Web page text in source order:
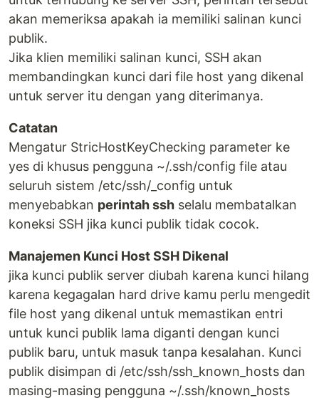
akan memeriksa apakah ia memiliki salinan kunci
publik.
Jika klien memiliki salinan kunci, SSH akan
membandingkan kunci dari file host yang dikenal
untuk server itu dengan yang diterimanya.
Catatan
Mengatur StricHostKeyChecking parameter ke
yes di khusus pengguna ~/.ssh/config file atau
seluruh sistem /etc/ssh/_config untuk
menyebabkan perintah ssh selalu membatalkan
koneksi SSH jika kunci publik tidak cocok.
Manajemen Kunci Host SSH Dikenal
jika kunci publik server diubah karena kunci hilang
karena kegagalan hard drive kamu perlu mengedit
file host yang dikenal untuk memastikan entri
untuk kunci publik lama diganti dengan kunci
publik baru, untuk masuk tanpa kesalahan. Kunci
publik disimpan di /etc/ssh/ssh_known_hosts dan
masing-masing pengguna ~/.ssh/known_hosts